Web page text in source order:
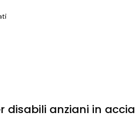
disabili anziani in